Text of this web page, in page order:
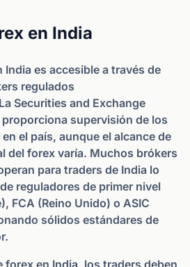
en India
India es accesible a través de
regulados
Securities and Exchange
proporciona supervisión de los
el país, aunque el alcance de
del forex varía. Muchos brókers
para traders de India lo
reguladores de primer nivel
FCA (Reino Unido) o ASIC
sólidos estándares de
forex en India, los traders deben